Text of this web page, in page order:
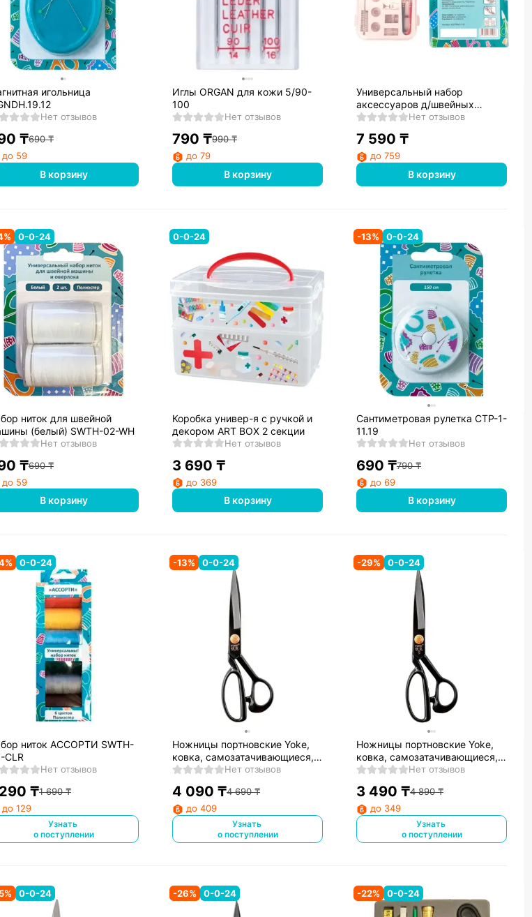
игольница
Нет отзывов
₸690₸
до 59
В корзину
Иглы ORGAN для кожи 5/90-
100
Нет отзывов
790 ₸990₸
до 79
В корзину
Универсальный набор
аксессуаров д/швейных
машин Reach BLSTRAC1712
Нет отзывов
7 590 ₸
до 759
В корзину
% 0-0-24
ниток для швейной
(белый) SWTH-02-WH
Нет отзывов
₸690₸
до 59
В корзину
0-0-24
Коробка универ-я с ручкой и
декором ART BOX 2 секции
Нет отзывов
3 690 ₸
до 369
В корзину
-13% 0-0-24
Сантиметровая рулетка CTP-1-
11.19
Нет отзывов
690 ₸790₸
до 69
В корзину
% 0-0-24
ниток АССОРТИ SWTH-
CLR
Нет отзывов
₸1 690₸
до 129
Узнать
о поступлении
-13% 0-0-24
Ножницы портновские Yoke,
ковка, самозатачивающиеся,
22 см, А-200, 8'Нет отзывов
4 090 ₸4 690₸
до 409
Узнать
о поступлении
-29% 0-0-24
Ножницы портновские Yoke,
ковка, самозатачивающиеся,
24 см, А-225, 9'Нет отзывов
3 490 ₸4 890₸
до 349
Узнать
о поступлении
% 0-0-24 -26% 0-0-24 -22% 0-0-24